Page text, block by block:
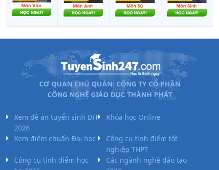
CƠ QUAN CHỦ QUẢN: CÔNG TY CỔ PHẦN
CÔNG NGHỆ GIÁO DỤC THÀNH PHÁT
Xem đề án tuyển sinh ĐH
2026
Khóa học Online
Xem điểm chuẩn Đại học
Công cụ tính điểm tốt
nghiệp THPT
Công cụ tính điểm học
Các ngành nghề đào tạo